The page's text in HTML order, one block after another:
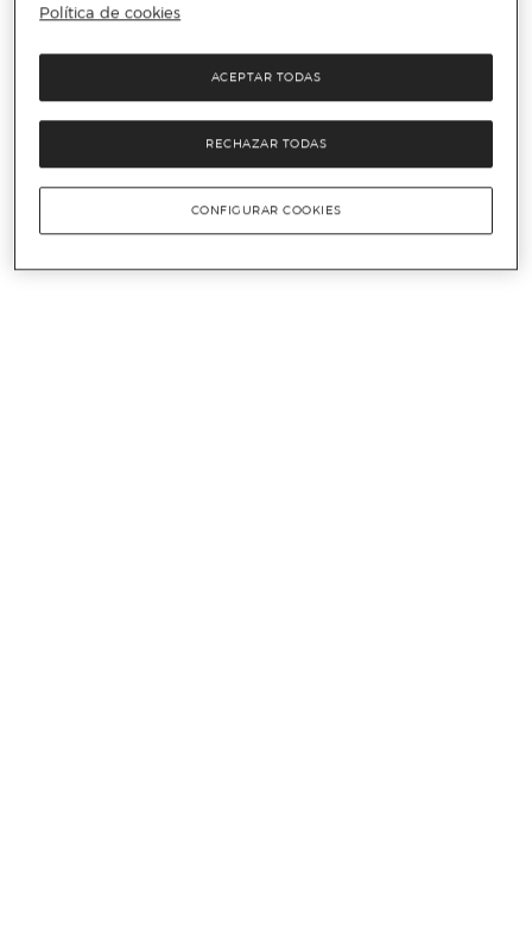
Política de cookies
RECHAZAR TODAS
ACEPTAR TODAS
CONFIGURAR COOKIES